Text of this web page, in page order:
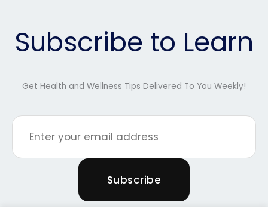
Subscribe to Learn
Get Health and Wellness Tips Delivered To You Weekly!